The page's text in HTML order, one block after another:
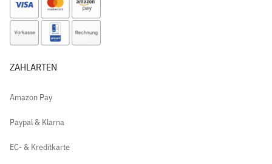
ZAHLARTEN
Amazon Pay
Paypal & Klarna
EC- & Kreditkarte